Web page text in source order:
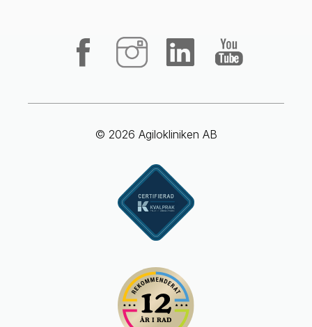
© 2026 Agilokliniken AB